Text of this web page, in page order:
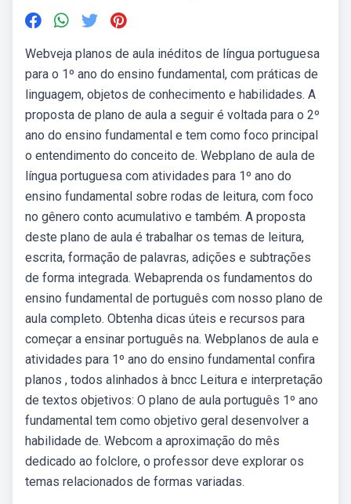
Webveja planos de aula inéditos de língua portuguesa
para o 1º ano do ensino fundamental, com práticas de
linguagem, objetos de conhecimento e habilidades. A
proposta de plano de aula a seguir é voltada para o 2º
ano do ensino fundamental e tem como foco principal
o entendimento do conceito de. Webplano de aula de
língua portuguesa com atividades para 1º ano do
ensino fundamental sobre rodas de leitura, com foco
no gênero conto acumulativo e também. A proposta
deste plano de aula é trabalhar os temas de leitura,
escrita, formação de palavras, adições e subtrações
de forma integrada. Webaprenda os fundamentos do
ensino fundamental de português com nosso plano de
aula completo. Obtenha dicas úteis e recursos para
começar a ensinar português na. Webplanos de aula e
atividades para 1º ano do ensino fundamental confira
planos , todos alinhados à bncc Leitura e interpretação
de textos objetivos: O plano de aula português 1º ano
fundamental tem como objetivo geral desenvolver a
habilidade de. Webcom a aproximação do mês
dedicado ao folclore, o professor deve explorar os
temas relacionados de formas variadas.